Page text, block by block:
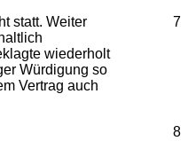
7
statt. Weiter
wiederholt
Würdigung so
Vertrag auch
8